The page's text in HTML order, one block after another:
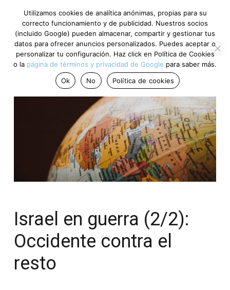
Israel en guerra (2/2):
Occidente contra el
resto
Utilizamos cookies de analítica anónimas, propias para su
correcto funcionamiento y de publicidad. Nuestros socios
(incluido Google) pueden almacenar, compartir y gestionar tus
datos para ofrecer anuncios personalizados. Puedes aceptar o
personalizar tu configuración. Haz click en Política de Cookies
o la página de términos y privacidad de Google para saber más.
Ok
No Política de cookies